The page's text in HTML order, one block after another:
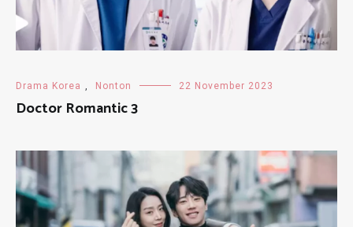
Drama Korea , Nonton 22 November 2023
Doctor Romantic 3